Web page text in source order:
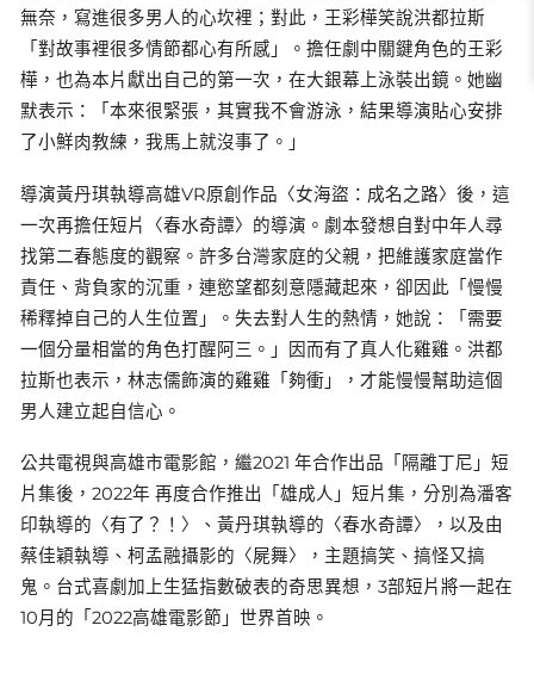
無奈，寫進很多男人的心坎裡；對此，王彩樺笑說洪都拉斯
「對故事裡很多情節都心有所感」。擔任劇中關鍵角色的王彩
樺，也為本片獻出自己的第一次，在大銀幕上泳裝出鏡。她幽
默表示：「本來很緊張，其實我不會游泳，結果導演貼心安排
了小鮮肉教練，我馬上就沒事了。」
導演黃丹琪執導高雄VR原創作品〈女海盜：成名之路〉後，這
一次再擔任短片〈春水奇譚〉的導演。劇本發想自對中年人尋
找第二春態度的觀察。許多台灣家庭的父親，把維護家庭當作
責任、背負家的沉重，連慾望都刻意隱藏起來，卻因此「慢慢
稀釋掉自己的人生位置」。失去對人生的熱情，她說：「需要
一個分量相當的角色打醒阿三。」因而有了真人化雞雞。洪都
拉斯也表示，林志儒飾演的雞雞「夠衝」，才能慢慢幫助這個
男人建立起自信心。
公共電視與高雄市電影館，繼2021 年合作出品「隔離丁尼」短
片集後，2022年 再度合作推出「雄成人」短片集，分別為潘客
印執導的〈有了？！〉、黃丹琪執導的〈春水奇譚〉，以及由
蔡佳穎執導、柯孟融攝影的〈屍舞〉，主題搞笑、搞怪又搞
鬼。台式喜劇加上生猛指數破表的奇思異想，3部短片將一起在
10月的「2022高雄電影節」世界首映。